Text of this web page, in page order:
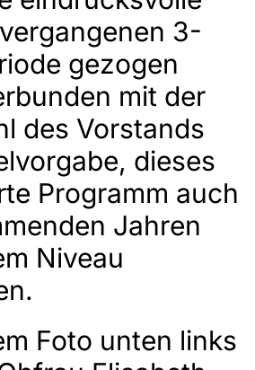
3-
gezogen
mit der
des Vorstands
dieses
Programm auch
Jahren
Niveau
Foto unten links